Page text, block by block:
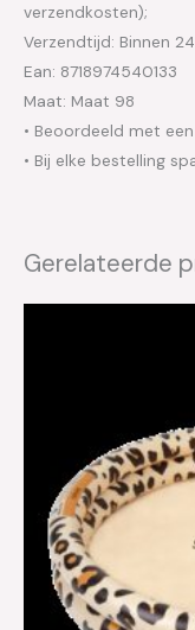
verzendkosten);
Verzendtijd: Binnen
Ean: 8718974540133
Maat: Maat 98
• Beoordeeld met
• Bij elke bestelling
Gerelateerde